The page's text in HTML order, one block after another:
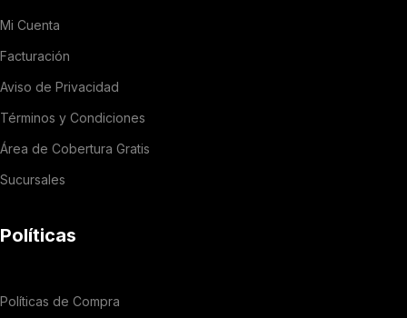
Mi Cuenta
Facturación
Aviso de Privacidad
Términos y Condiciones
Área de Cobertura Gratis
Sucursales
Políticas
Políticas de Compra